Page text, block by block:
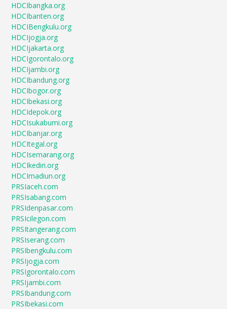
HDCIbangka.org
HDCIbanten.org
HDCIBengkulu.org
HDCIjogja.org
HDCIjakarta.org
HDCIgorontalo.org
HDCIjambi.org
HDCIbandung.org
HDCIbogor.org
HDCIbekasi.org
HDCIdepok.org
HDCIsukabumi.org
HDCIbanjar.org
HDCItegal.org
HDCIsemarang.org
HDCIkediri.org
HDCImadiun.org
PRSIaceh.com
PRSIsabang.com
PRSIdenpasar.com
PRSIcilegon.com
PRSItangerang.com
PRSIserang.com
PRSIbengkulu.com
PRSIjogja.com
PRSIgorontalo.com
PRSIjambi.com
PRSIbandung.com
PRSIbekasi.com